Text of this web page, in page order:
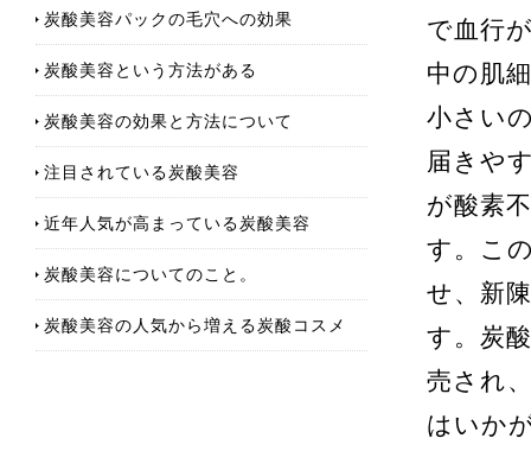
炭酸美容パックの毛穴への効果
炭酸美容という方法がある
炭酸美容の効果と方法について
注目されている炭酸美容
近年人気が高まっている炭酸美容
炭酸美容についてのこと。
炭酸美容の人気から増える炭酸コスメ
で血行
中の肌
小さい
届きや
が酸素
す。こ
せ、新
す。炭
売され
はいか